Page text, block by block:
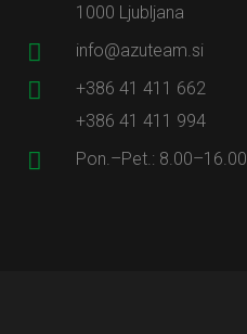
1000 Ljubljana
info@azuteam.si
+386 41 411 662
+386 41 411 994
Pon.–Pet.: 8.00–16.00